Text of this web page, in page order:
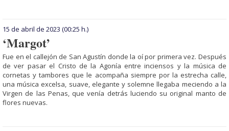
15 de abril de 2023 (00:25 h.)
‘Margot’
Fue en el callejón de San Agustín donde la oí por primera vez. Después
de ver pasar el Cristo de la Agonía entre inciensos y la música de
cornetas y tambores que le acompaña siempre por la estrecha calle,
una música excelsa, suave, elegante y solemne llegaba meciendo a la
Virgen de las Penas, que venía detrás luciendo su original manto de
flores nuevas.